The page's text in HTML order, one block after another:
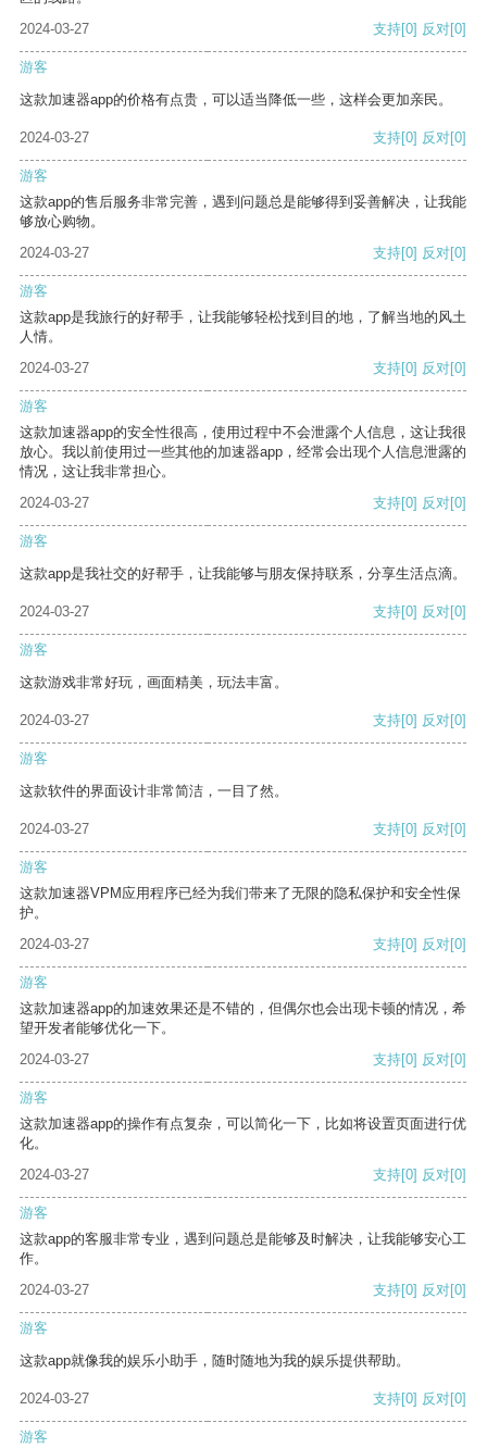
2024-03-27
支持[0] 反对[0]
游客
这款加速器app的价格有点贵，可以适当降低一些，这样会更加亲民。
2024-03-27 支持[0] 反对[0]
游客
这款app的售后服务非常完善，遇到问题总是能够得到妥善解决，让我能
够放心购物。
2024-03-27
支持[0] 反对[0]
游客
这款app是我旅行的好帮手，让我能够轻松找到目的地，了解当地的风土
人情。
2024-03-27
支持[0] 反对[0]
游客
这款加速器app的安全性很高，使用过程中不会泄露个人信息，这让我很
放心。我以前使用过一些其他的加速器app，经常会出现个人信息泄露的
情况，这让我非常担心。
2024-03-27
支持[0] 反对[0]
游客
这款app是我社交的好帮手，让我能够与朋友保持联系，分享生活点滴。
2024-03-27 支持[0] 反对[0]
游客
这款游戏非常好玩，画面精美，玩法丰富。
2024-03-27 支持[0] 反对[0]
游客
这款软件的界面设计非常简洁，一目了然。
2024-03-27 支持[0] 反对[0]
游客
这款加速器VPM应用程序已经为我们带来了无限的隐私保护和安全性保
护。
2024-03-27
支持[0] 反对[0]
游客
这款加速器app的加速效果还是不错的，但偶尔也会出现卡顿的情况，希
望开发者能够优化一下。
2024-03-27
支持[0] 反对[0]
游客
这款加速器app的操作有点复杂，可以简化一下，比如将设置页面进行优
化。
2024-03-27
支持[0] 反对[0]
游客
这款app的客服非常专业，遇到问题总是能够及时解决，让我能够安心工
作。
2024-03-27
支持[0] 反对[0]
游客
这款app就像我的娱乐小助手，随时随地为我的娱乐提供帮助。
2024-03-27 支持[0] 反对[0]
游客